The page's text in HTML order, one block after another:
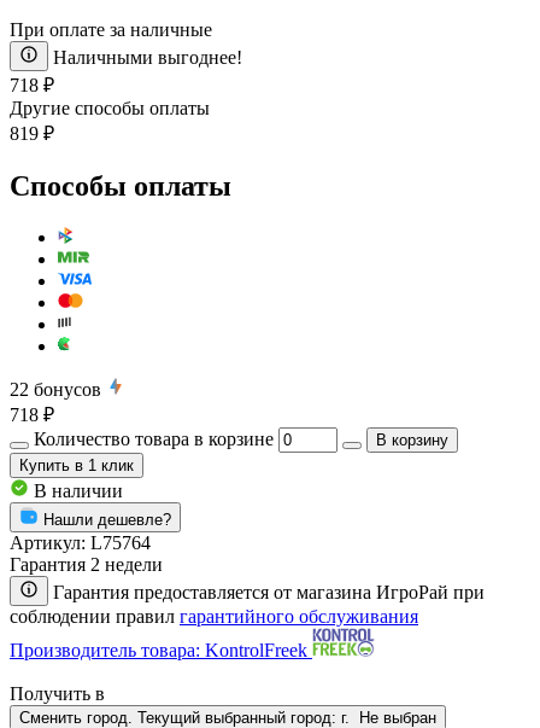
При оплате за наличные
Наличными выгоднее!
718 ₽
Другие способы оплаты
819 ₽
Способы оплаты
22 бонусов
718 ₽
Количество товара в корзине
В корзину
Купить в 1 клик
В наличии
Нашли дешевле?
Артикул: L75764
Гарантия 2 недели
Гарантия предоставляется от магазина ИгроРай при
соблюдении правил гарантийного обслуживания
Производитель товара: KontrolFreek
Получить в
Сменить город. Текущий выбранный город: г.
Не выбран